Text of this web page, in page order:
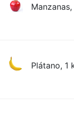
Manzanas,
Plátano, 1